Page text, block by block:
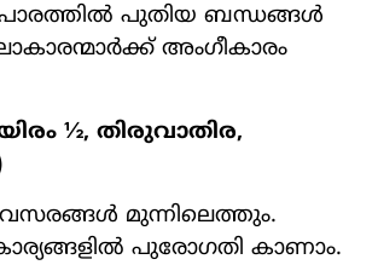
പുതിയ ബന്ധങ്ങൾ
അംഗീകാരം
½, തിരുവാതിര,
മുന്നിലെത്തും.
പുരോഗതി കാണാം.